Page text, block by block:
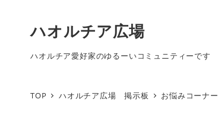
ハオルチア広場
ハオルチア愛好家のゆるーいコミュニティーです
TOP ハオルチア広場 掲示板 お悩みコーナー